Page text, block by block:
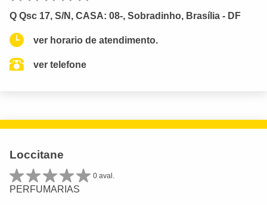
Q Qsc 17, S/N, CASA: 08-, Sobradinho, Brasília - DF
ver horario de atendimento.
ver telefone
Loccitane
0 aval.
PERFUMARIAS